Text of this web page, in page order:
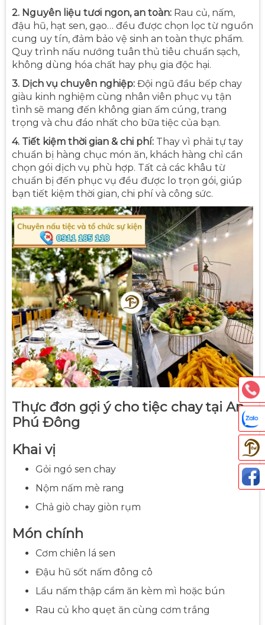
2. Nguyên liệu tươi ngon, an toàn: Rau củ, nấm,
đậu hũ, hạt sen, gạo… đều được chọn lọc từ nguồn
cung uy tín, đảm bảo vệ sinh an toàn thực phẩm.
Quy trình nấu nướng tuân thủ tiêu chuẩn sạch,
không dùng hóa chất hay phụ gia độc hại.
3. Dịch vụ chuyên nghiệp: Đội ngũ đầu bếp chay
giàu kinh nghiệm cùng nhân viên phục vụ tận
tình sẽ mang đến không gian ấm cúng, trang
trọng và chu đáo nhất cho bữa tiệc của bạn.
4. Tiết kiệm thời gian & chi phí: Thay vì phải tự tay
chuẩn bị hàng chục món ăn, khách hàng chỉ cần
chọn gói dịch vụ phù hợp. Tất cả các khâu từ
chuẩn bị đến phục vụ đều được lo trọn gói, giúp
bạn tiết kiệm thời gian, chi phí và công sức.
Thực đơn gợi ý cho tiệc chay tại An
Phú Đông
Khai vị
Gỏi ngó sen chay
Nộm nấm mè rang
Chả giò chay giòn rụm
Món chính
Cơm chiên lá sen
Đậu hũ sốt nấm đông cô
Lẩu nấm thập cẩm ăn kèm mì hoặc bún
Rau củ kho quẹt ăn cùng cơm trắng